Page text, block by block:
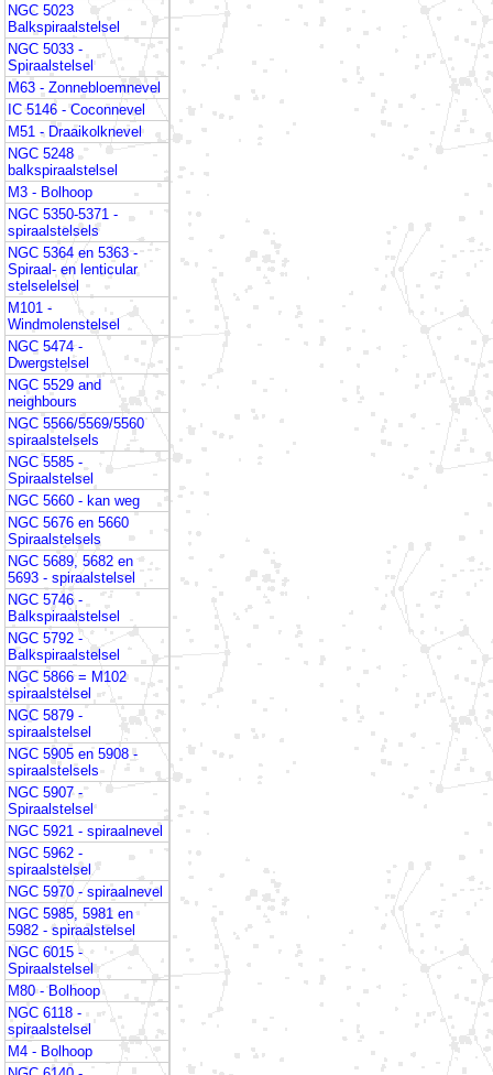
NGC 5023
Balkspiraalstelsel
NGC 5033 -
Spiraalstelsel
M63 - Zonnebloemnevel
IC 5146 - Coconnevel
M51 - Draaikolknevel
NGC 5248
balkspiraalstelsel
M3 - Bolhoop
NGC 5350-5371 -
spiraalstelsels
NGC 5364 en 5363 -
Spiraal- en lenticular
stelselelsel
M101 -
Windmolenstelsel
NGC 5474 -
Dwergstelsel
NGC 5529 and
neighbours
NGC 5566/5569/5560
spiraalstelsels
NGC 5585 -
Spiraalstelsel
NGC 5660 - kan weg
NGC 5676 en 5660
Spiraalstelsels
NGC 5689, 5682 en
5693 - spiraalstelsel
NGC 5746 -
Balkspiraalstelsel
NGC 5792 -
Balkspiraalstelsel
NGC 5866 = M102
spiraalstelsel
NGC 5879 -
spiraalstelsel
NGC 5905 en 5908 -
spiraalstelsels
NGC 5907 -
Spiraalstelsel
NGC 5921 - spiraalnevel
NGC 5962 -
spiraalstelsel
NGC 5970 - spiraalnevel
NGC 5985, 5981 en
5982 - spiraalstelsel
NGC 6015 -
Spiraalstelsel
M80 - Bolhoop
NGC 6118 -
spiraalstelsel
M4 - Bolhoop